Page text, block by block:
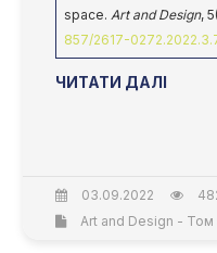
space. Art and Design,
857/2617-
ЧИТАТИ ДАЛІ
03.09.2022
Art and Design -